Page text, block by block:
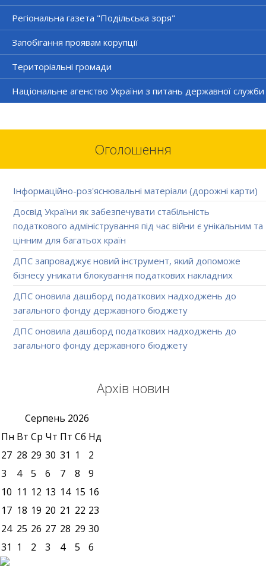
Регіональна газета "Подільська зоря"
Запобігання проявам корупції
Територіальні громади
Національне агенство України з питань державної служби
Оголошення
Інформаційно-роз'яснювальні матеріали (дорожні карти)
Досвід України як забезпечувати стабільність
податкового адміністрування під час війни є унікальним та
цінним для багатьох країн
ДПС запроваджує новий інструмент, який допоможе
бізнесу уникати блокування податкових накладних
ДПС оновила дашборд податкових надходжень до
загального фонду державного бюджету
ДПС оновила дашборд податкових надходжень до
загального фонду державного бюджету
Архів новин
Серпень 2026
Пн Вт Ср Чт Пт Сб Нд
27 28 29 30 31 1
2
3
4 5 6 7 8
9
10 11 12 13 14 15 16
17 18 19 20 21 22 23
24 25 26 27 28 29 30
31 1 2 3 4 5 6